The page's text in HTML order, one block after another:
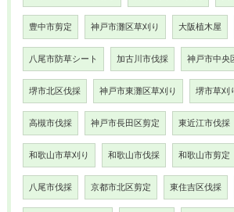
豊中市剪定 神戸市灘区草刈り 大阪植木屋
八尾市防草シート 加古川市伐採 神戸市中央
堺市北区伐採 神戸市東灘区草刈り 堺市草刈
高槻市伐採 神戸市長田区剪定 東近江市伐採
和歌山市草刈り 和歌山市伐採 和歌山市剪定
八尾市伐採 京都市北区剪定 東住吉区伐採